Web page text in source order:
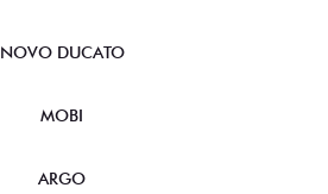
NOVO DUCATO
MOBI
ARGO